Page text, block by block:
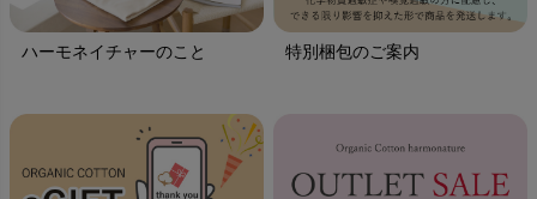
ハーモネイチャーのこと 特別梱包のご案内